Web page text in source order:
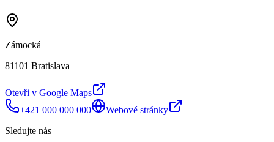
Zámocká
81101 Bratislava
Otevři v Google Maps
+421 000 000 000
Webové stránky
Sledujte nás